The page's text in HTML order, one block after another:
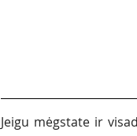
Jeigu mėgstate ir